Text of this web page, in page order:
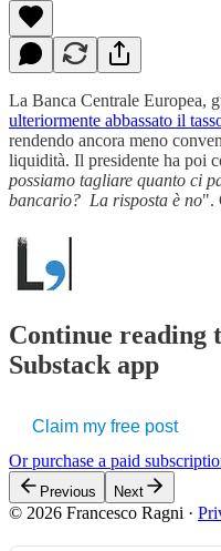
La Banca Centrale Europea,
ulteriormente abbassato il
rendendo ancora meno
liquidità. Il presidente ha poi
possiamo tagliare quanto ci
bancario? La risposta è no".
Continue reading
Substack app
Claim my free post
Or purchase a paid
Previous Next
© 2026 Francesco Ragni ·